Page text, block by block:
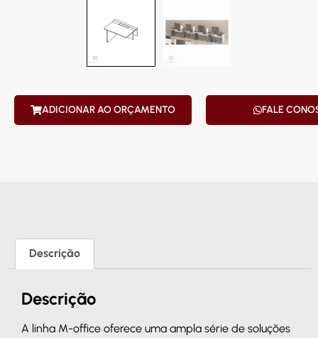
ADICIONAR AO ORÇAMENTO FALE
Descrição
Descrição
A linha M-office oferece uma ampla série de soluções